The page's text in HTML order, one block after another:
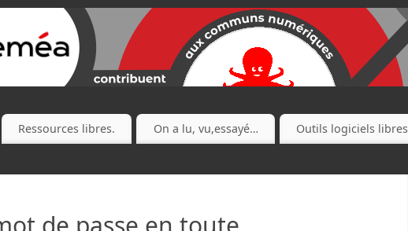
Ressources libres. On a lu, vu,essayé… Outils logiciels libres